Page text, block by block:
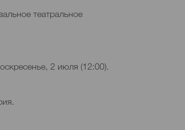
театральное
2 июля (12:00).